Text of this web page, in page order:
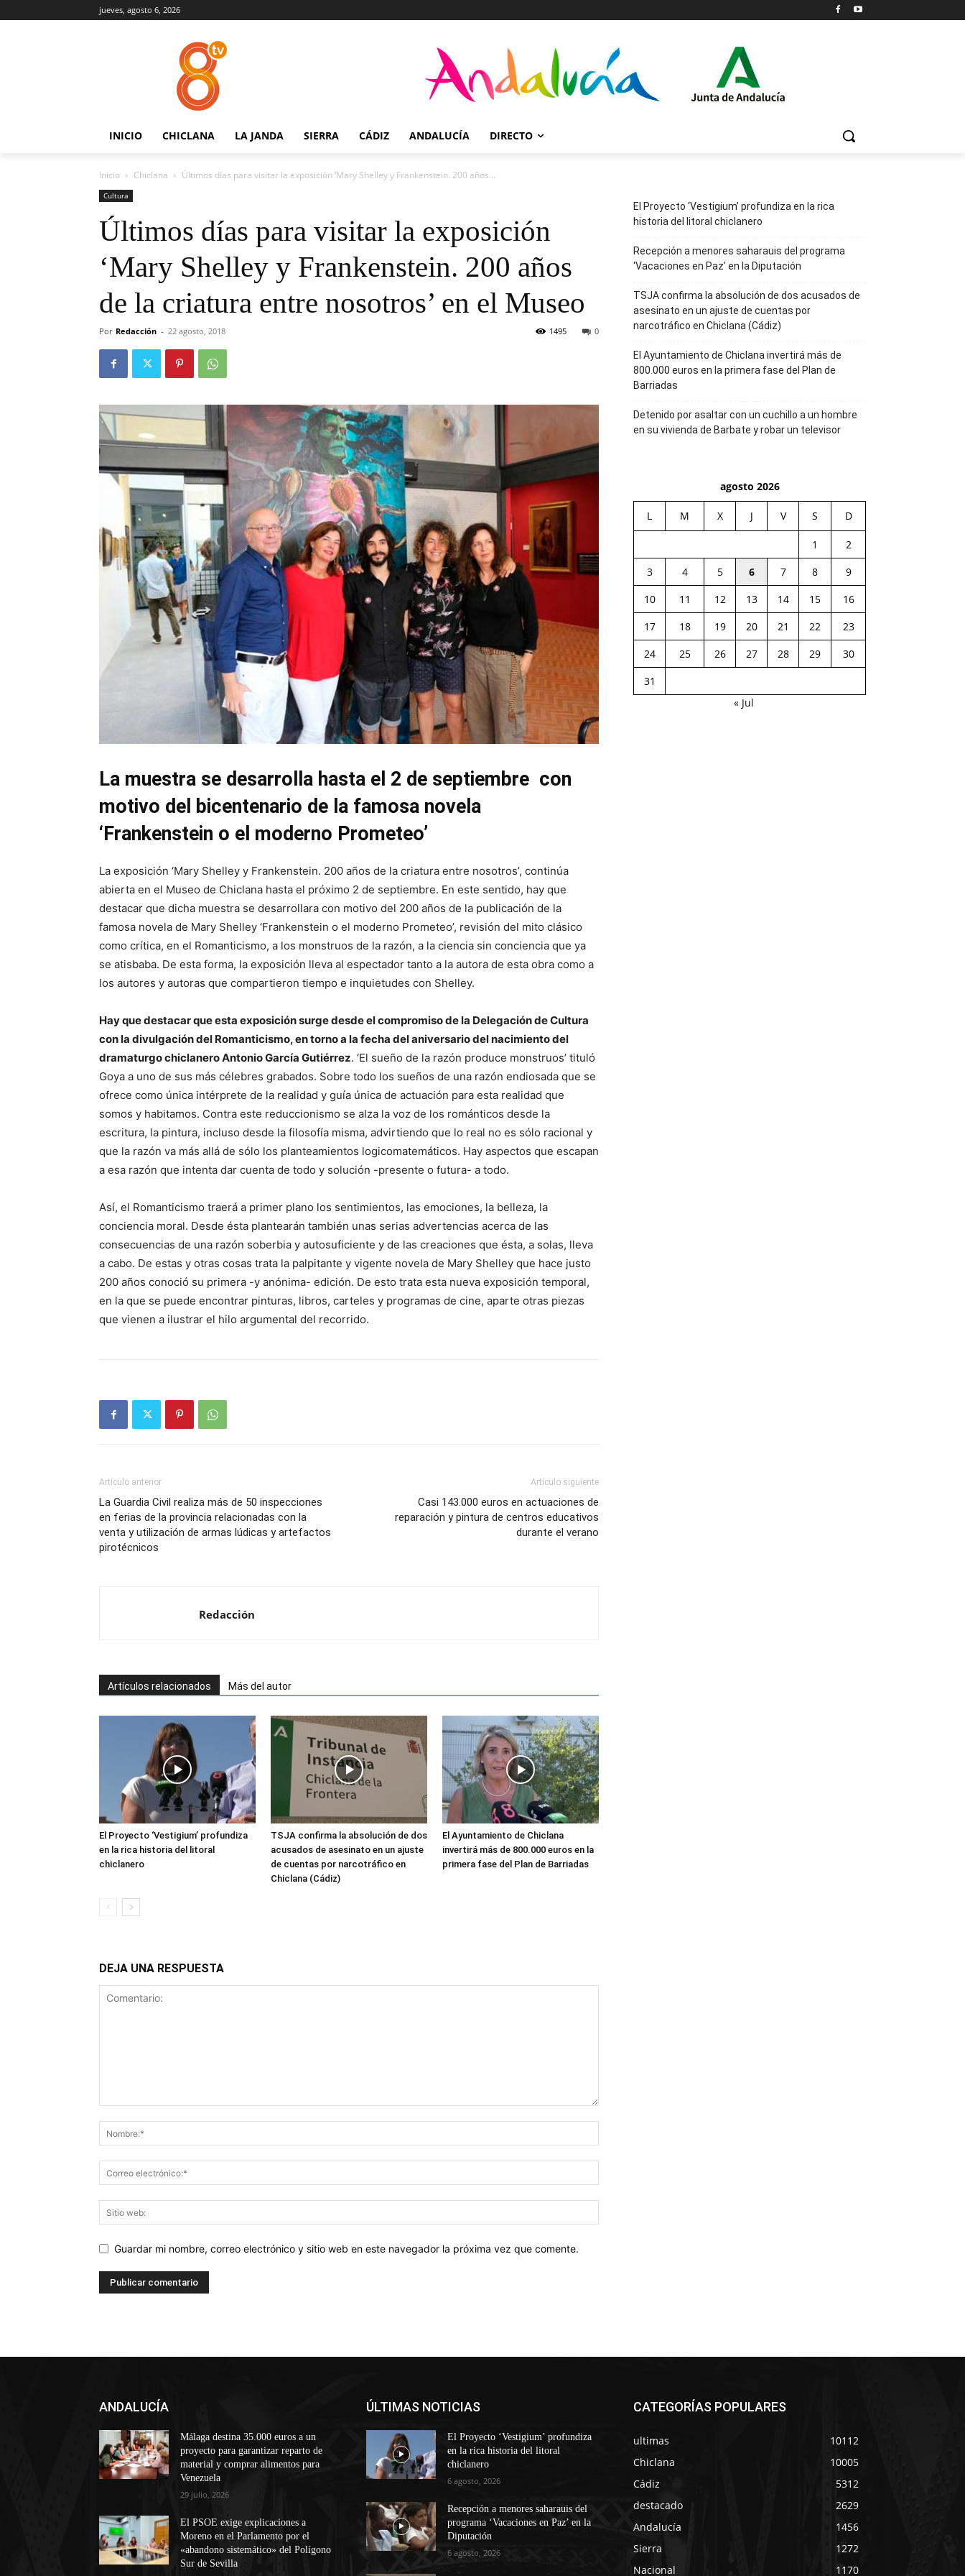
jueves, agosto 6, 2026
INICIO CHICLANA LA JANDA SIERRA CÁDIZ ANDALUCÍA DIRECTO
Inicio Chiclana Últimos días para visitar la exposición ‘Mary Shelley y Frankenstein. 200 años...
Cultura
Últimos días para visitar la exposición
‘Mary Shelley y Frankenstein. 200 años
de la criatura entre nosotros’ en el Museo
Por Redacción - 22 agosto, 2018 0
1495
La muestra se desarrolla hasta el 2 de septiembre con
motivo del bicentenario de la famosa novela
‘Frankenstein o el moderno Prometeo’
La exposición ‘Mary Shelley y Frankenstein. 200 años de la criatura entre nosotros’, continúa
abierta en el Museo de Chiclana hasta el próximo 2 de septiembre. En este sentido, hay que
destacar que dicha muestra se desarrollara con motivo del 200 años de la publicación de la
famosa novela de Mary Shelley ‘Frankenstein o el moderno Prometeo’, revisión del mito clásico
como crítica, en el Romanticismo, a los monstruos de la razón, a la ciencia sin conciencia que ya
se atisbaba. De esta forma, la exposición lleva al espectador tanto a la autora de esta obra como a
los autores y autoras que compartieron tiempo e inquietudes con Shelley.
Hay que destacar que esta exposición surge desde el compromiso de la Delegación de Cultura
con la divulgación del Romanticismo, en torno a la fecha del aniversario del nacimiento del
dramaturgo chiclanero Antonio García Gutiérrez. ‘El sueño de la razón produce monstruos’ tituló
Goya a uno de sus más célebres grabados. Sobre todo los sueños de una razón endiosada que se
ofrece como única intérprete de la realidad y guía única de actuación para esta realidad que
somos y habitamos. Contra este reduccionismo se alza la voz de los románticos desde la
escritura, la pintura, incluso desde la filosofía misma, advirtiendo que lo real no es sólo racional y
que la razón va más allá de sólo los planteamientos logicomatemáticos. Hay aspectos que escapan
a esa razón que intenta dar cuenta de todo y solución -presente o futura- a todo.
Así, el Romanticismo traerá a primer plano los sentimientos, las emociones, la belleza, la
conciencia moral. Desde ésta plantearán también unas serias advertencias acerca de las
consecuencias de una razón soberbia y autosuficiente y de las creaciones que ésta, a solas, lleva
a cabo. De estas y otras cosas trata la palpitante y vigente novela de Mary Shelley que hace justo
200 años conoció su primera -y anónima- edición. De esto trata esta nueva exposición temporal,
en la que se puede encontrar pinturas, libros, carteles y programas de cine, aparte otras piezas
que vienen a ilustrar el hilo argumental del recorrido.
Artículo anterior
La Guardia Civil realiza más de 50 inspecciones
en ferias de la provincia relacionadas con la
venta y utilización de armas lúdicas y artefactos
pirotécnicos
Artículo siguiente
Casi 143.000 euros en actuaciones de
reparación y pintura de centros educativos
durante el verano
Redacción
Artículos relacionados Más del autor
El Proyecto ‘Vestigium’ profundiza
en la rica historia del litoral
chiclanero
TSJA confirma la absolución de dos
acusados de asesinato en un ajuste
de cuentas por narcotráfico en
Chiclana (Cádiz)
El Ayuntamiento de Chiclana
invertirá más de 800.000 euros en la
primera fase del Plan de Barriadas
DEJA UNA RESPUESTA
Guardar mi nombre, correo electrónico y sitio web en este navegador la próxima vez que comente.
El Proyecto ‘Vestigium’ profundiza en la rica
historia del litoral chiclanero
Recepción a menores saharauis del programa
‘Vacaciones en Paz’ en la Diputación
TSJA confirma la absolución de dos acusados de
asesinato en un ajuste de cuentas por
narcotráfico en Chiclana (Cádiz)
El Ayuntamiento de Chiclana invertirá más de
800.000 euros en la primera fase del Plan de
Barriadas
Detenido por asaltar con un cuchillo a un hombre
en su vivienda de Barbate y robar un televisor
agosto 2026
L M X J V S D
1
2
3
4 5 6 7 8
9
10
11 12 13 14 15
16
17
18 19 20 21 22
23
24
25 26 27 28 29
30
31
« Jul
ANDALUCÍA
Málaga destina 35.000 euros a un
proyecto para garantizar reparto de
material y comprar alimentos para
Venezuela
29 julio, 2026
El PSOE exige explicaciones a
Moreno en el Parlamento por el
«abandono sistemático» del Polígono
Sur de Sevilla
ÚLTIMAS NOTICIAS
El Proyecto ‘Vestigium’ profundiza
en la rica historia del litoral
chiclanero
6 agosto, 2026
Recepción a menores saharauis del
programa ‘Vacaciones en Paz’ en la
Diputación
6 agosto, 2026
CATEGORÍAS POPULARES
ultimas
10112
Chiclana
10005
Cádiz
5312
destacado
2629
Andalucía
1456
Sierra
1272
Nacional
1170